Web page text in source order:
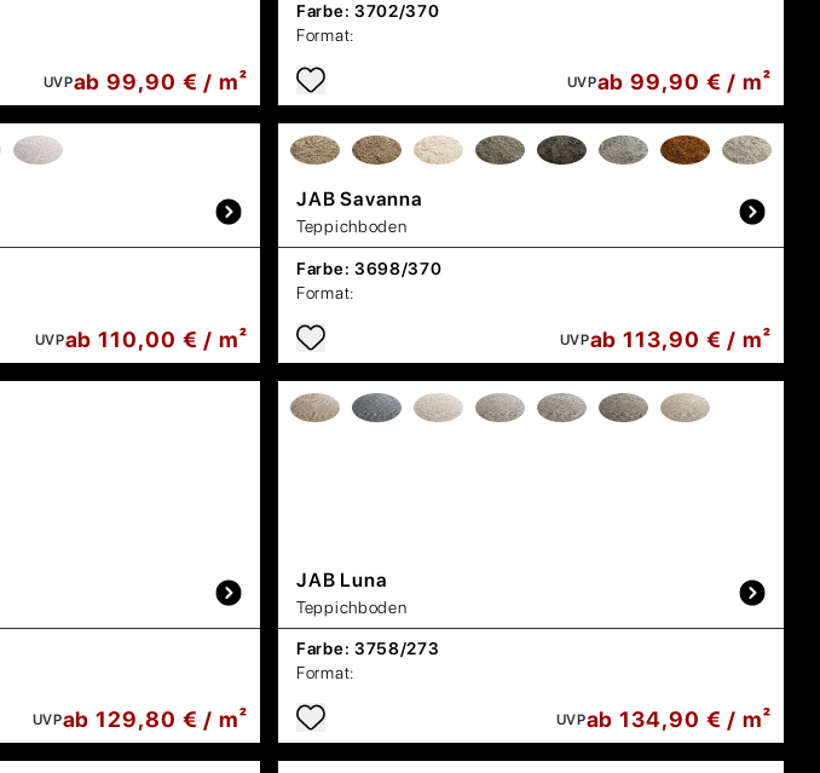
UVPab 99,90 € / m²
Farbe: 3702/370
Format:
UVPab 99,90 € / m²
UVPab 110,00 € / m²
JABSavanna
Teppichboden
Farbe: 3698/370
Format:
UVPab 113,90 € / m²
UVPab 129,80 € / m²
JAB Luna
Teppichboden
Farbe: 3758/273
Format:
UVPab 134,90 € / m²